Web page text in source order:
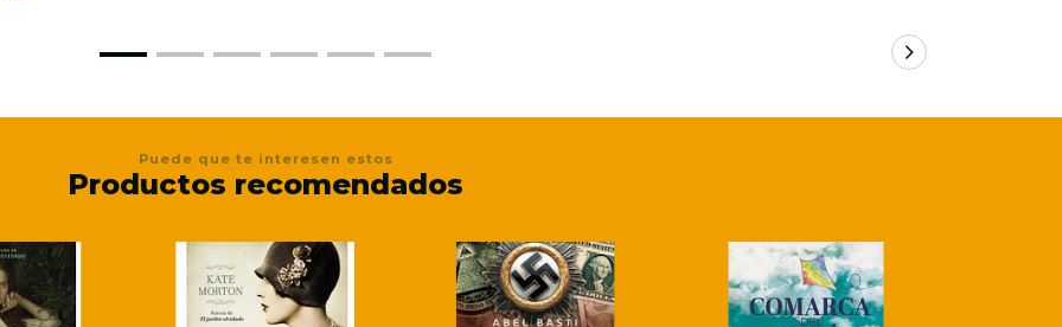
Puede que te interesen estos
Productos recomendados